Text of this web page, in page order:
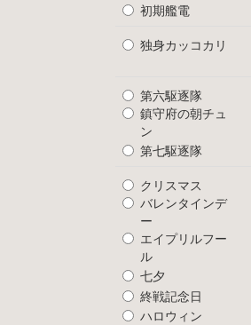
初期艦電
独身カッコカリ
第六駆逐隊
鎮守府の朝チュ
ン
第七駆逐隊
クリスマス
バレンタインデ
ー
エイプリルフー
ル
七夕
終戦記念日
ハロウィン